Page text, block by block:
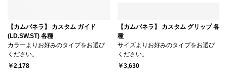
【カムパネラ】 カスタム ガイド
(LD.SW.ST) 各種
カラーよりお好みのタイプをお選び
ください。
￥2,178
【カムパネラ】 カスタム グリップ 各
種
サイズよりお好みのタイプをお選び
ください。
￥3,630